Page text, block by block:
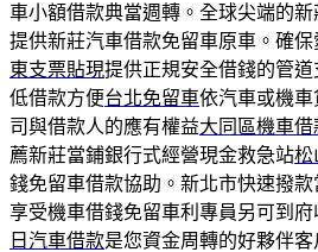
車小額借款典當週轉。全球尖端的
提供新莊汽車借款免留車原車。確
東支票貼現提供正規安全借錢的管
低借款方便台北免留車依汽車或機
司與借款人的應有權益大同區機車借
薦新莊當鋪銀行式經營現金救急站松
錢免留車借款協助。新北市快速撥款
享受機車借錢免留車利專員另可到
日汽車借款是您資金周轉的好夥伴